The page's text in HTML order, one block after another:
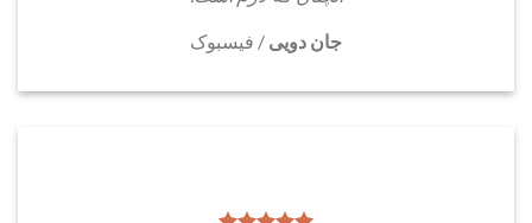
جان دویی / فیسبوک